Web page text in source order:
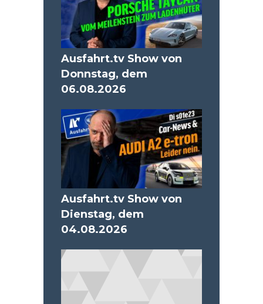
Ausfahrt.tv Show von
Donnstag, dem
06.08.2026
Ausfahrt.tv Show von
Dienstag, dem
04.08.2026